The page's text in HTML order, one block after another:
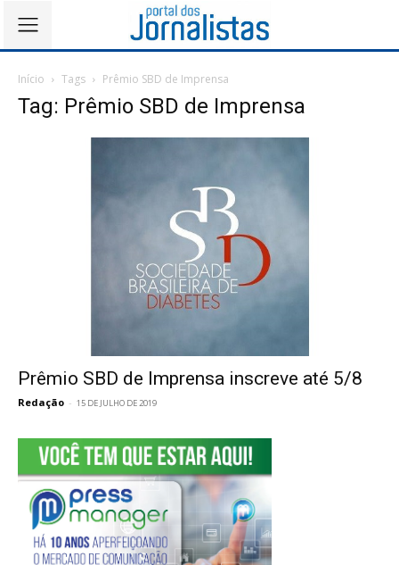
Início Tags Prêmio SBD de Imprensa
Tag: Prêmio SBD de Imprensa
Prêmio SBD de Imprensa inscreve até 5/8
Redação - 15 DE JULHO DE 2019